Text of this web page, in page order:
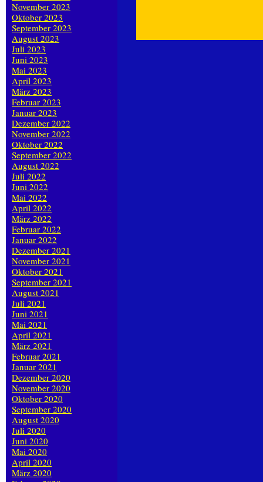
November 2023
Oktober 2023
September 2023
August 2023
Juli 2023
Juni 2023
Mai 2023
April 2023
März 2023
Februar 2023
Januar 2023
Dezember 2022
November 2022
Oktober 2022
September 2022
August 2022
Juli 2022
Juni 2022
Mai 2022
April 2022
März 2022
Februar 2022
Januar 2022
Dezember 2021
November 2021
Oktober 2021
September 2021
August 2021
Juli 2021
Juni 2021
Mai 2021
April 2021
März 2021
Februar 2021
Januar 2021
Dezember 2020
November 2020
Oktober 2020
September 2020
August 2020
Juli 2020
Juni 2020
Mai 2020
April 2020
März 2020